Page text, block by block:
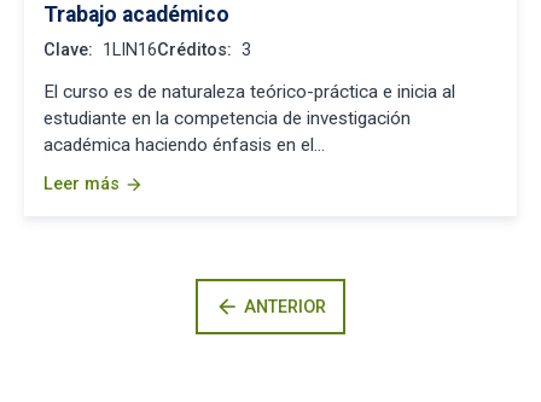
Trabajo académico
Clave: 1LIN16Créditos: 3
El curso es de naturaleza teórico-práctica e inicia al
estudiante en la competencia de investigación
académica haciendo énfasis en el…
Leer más arrow_forward
arrow_back ANTERIOR